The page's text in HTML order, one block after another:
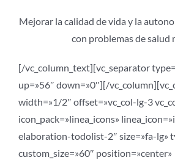
Mejorar la calidad de vida y la
con problemas de salud
[/vc_column_text][vc_separator
up=»56″ down=»0″][/
width=»1/2″ offset=»vc_col-lg-3
icon_pack=»linea_icons»
elaboration-todolist-2″ size=»fa-lg»
custom_size=»60″ position=»center»